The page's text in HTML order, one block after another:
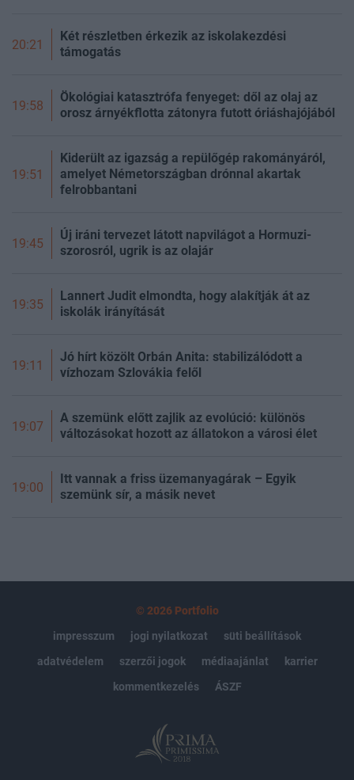
20:21
Két részletben érkezik az iskolakezdési
támogatás
19:58
Ökológiai katasztrófa fenyeget: dől az olaj az
orosz árnyékflotta zátonyra futott óriáshajójából
19:51
Kiderült az igazság a repülőgép rakományáról,
amelyet Németországban drónnal akartak
felrobbantani
19:45
Új iráni tervezet látott napvilágot a Hormuzi-
szorosról, ugrik is az olajár
19:35
Lannert Judit elmondta, hogy alakítják át az
iskolák irányítását
19:11
Jó hírt közölt Orbán Anita: stabilizálódott a
vízhozam Szlovákia felől
19:07
A szemünk előtt zajlik az evolúció: különös
változásokat hozott az állatokon a városi élet
19:00
Itt vannak a friss üzemanyagárak – Egyik
szemünk sír, a másik nevet
© 2026 Portfolio
impresszum
jogi nyilatkozat
süti beállítások
adatvédelem
szerzői jogok médiaajánlat
karrier
kommentkezelés
ÁSZF